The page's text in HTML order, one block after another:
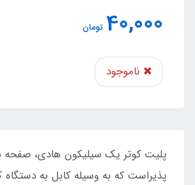
40,000 تومان
ناموجود
پلیت کوتر یک سیلیکون هادی، صفحه
پذیراست که به وسیله کابل به